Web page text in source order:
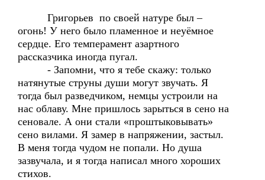
Григорьев по своей натуре был –
огонь! У него было пламенное и неуёмное
сердце. Его темперамент азартного
рассказчика иногда пугал.
- Запомни, что я тебе скажу: только
натянутые струны души могут звучать. Я
тогда был разведчиком, немцы устроили на
нас облаву. Мне пришлось зарыться в сено на
сеновале. А они стали «проштыковывать»
сено вилами. Я замер в напряжении, застыл.
В меня тогда чудом не попали. Но душа
зазвучала, и я тогда написал много хороших
стихов.